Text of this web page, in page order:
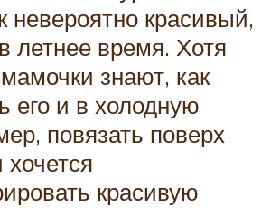
невероятно красивый,
летнее время. Хотя
знают, как
его и в холодную
повязать поверх
красивую